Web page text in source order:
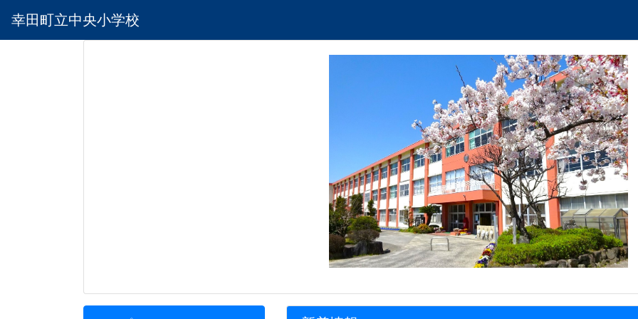
幸田町立中央小学校